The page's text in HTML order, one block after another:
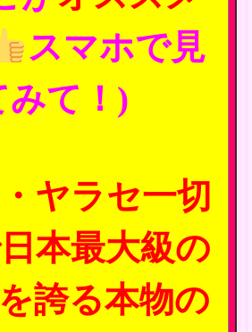
スマホで見
みて！)
ヤラセ一切
本最大級の
誇る本物の